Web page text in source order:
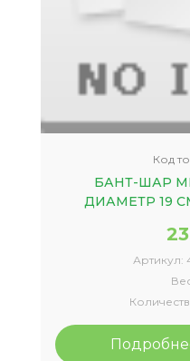
Код
БАНТ-ШАР
ДИАМЕТР 19
Артикул: